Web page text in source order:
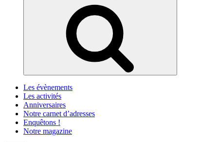
Les évènements
Les activités
Anniversaires
Notre carnet d’adresses
Enquêtons !
Notre magazine